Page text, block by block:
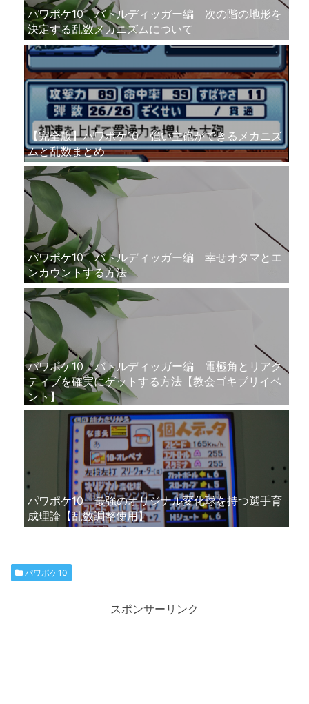
パワポケ10 バトルディッガー編 次の階の地形を
決定する乱数メカニズムについて
【完全版】パワポケ10 強い主砲ができるメカニズ
ムと乱数まとめ
パワポケ10 バトルディッガー編 幸せオタマとエ
ンカウントする方法
パワポケ10 バトルディッガー編 電極角とリアク
ティブを確実にゲットする方法【教会ゴキブリイベ
ント】
パワポケ10 最強のオリジナル変化球を持つ選手育
成理論【乱数調整使用】
パワポケ10
スポンサーリンク